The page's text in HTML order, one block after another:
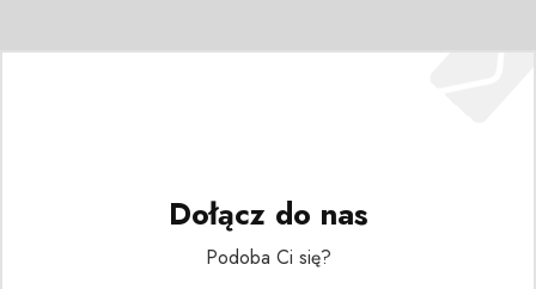
Dołącz do nas
Podoba Ci się?